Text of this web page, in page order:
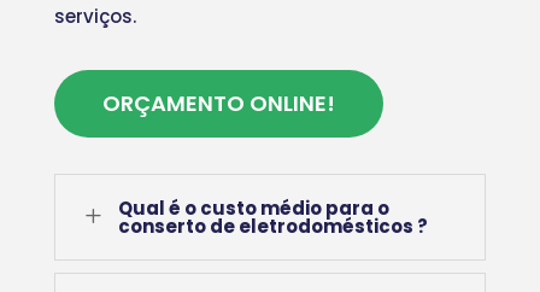
serviços.
ORÇAMENTO ONLINE!
L Qual é o custo médio para o
conserto de eletrodomésticos ?